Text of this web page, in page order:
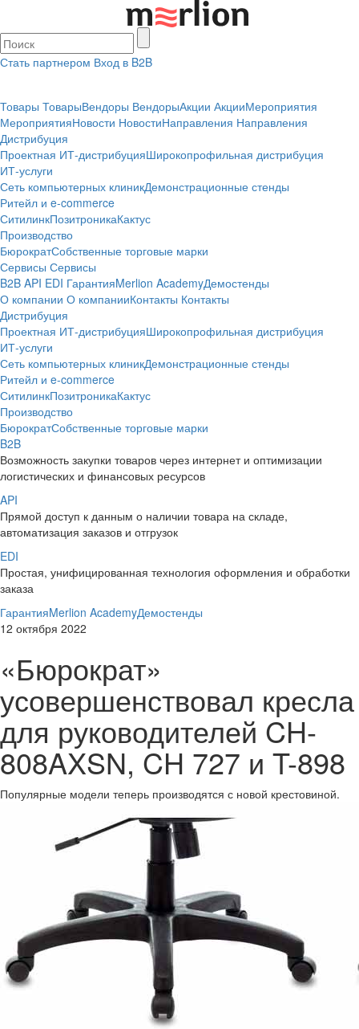
Стать партнером Вход в B2B
Товары ТоварыВендоры ВендорыАкции АкцииМероприятия
МероприятияНовости НовостиНаправления Направления
Дистрибуция
Проектная ИТ-дистрибуцияШирокопрофильная дистрибуция
ИТ-услуги
Сеть компьютерных клиникДемонстрационные стенды
Ритейл и e-commerce
СитилинкПозитроникаКактус
Производство
БюрократСобственные торговые марки
Сервисы Сервисы
B2B API EDI ГарантияMerlion AcademyДемостенды
О компании О компанииКонтакты Контакты
Дистрибуция
Проектная ИТ-дистрибуцияШирокопрофильная дистрибуция
ИТ-услуги
Сеть компьютерных клиникДемонстрационные стенды
Ритейл и e-commerce
СитилинкПозитроникаКактус
Производство
БюрократСобственные торговые марки
B2B
Возможность закупки товаров через интернет и оптимизации
логистических и финансовых ресурсов
API
Прямой доступ к данным о наличии товара на складе,
автоматизация заказов и отгрузок
EDI
Простая, унифицированная технология оформления и обработки
заказа
ГарантияMerlion AcademyДемостенды
12 октября 2022
«Бюрократ»
усовершенствовал кресла
для руководителей CH-
808AXSN, CH 727 и T-898
Популярные модели теперь производятся с новой крестовиной.